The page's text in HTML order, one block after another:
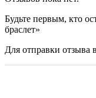
Будьте первым, кто
браслет»
Для отправки отзыва